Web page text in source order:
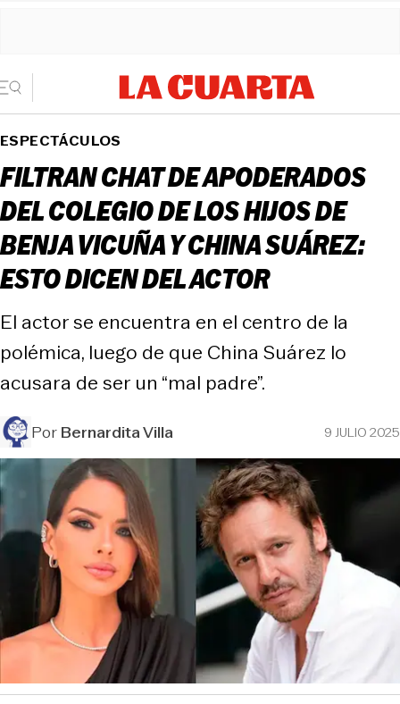
ESPECTÁCULOS
FILTRAN CHAT DE APODERADOS
DEL COLEGIO DE LOS HIJOS DE
BENJA VICUÑA Y CHINA SUÁREZ:
ESTO DICEN DEL ACTOR
El actor se encuentra en el centro de la
polémica, luego de que China Suárez lo
acusara de ser un “mal padre”.
PorBernardita Villa 9 JULIO 2025